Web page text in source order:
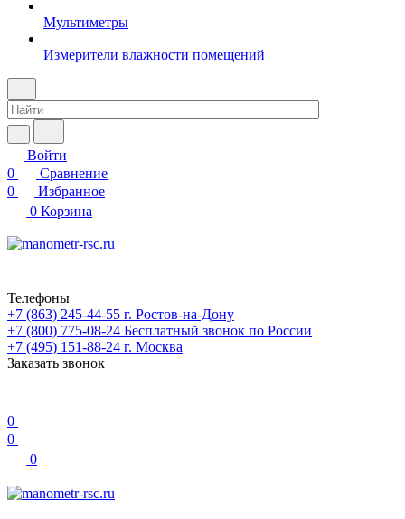
Мультиметры
Измерители влажности помещений
Войти
0
Сравнение
0
Избранное
0 Корзина
Телефоны
+7 (863) 245-44-55 г. Ростов-на-Дону
+7 (800) 775-08-24 Бесплатный звонок по России
+7 (495) 151-88-24 г. Москва
Заказать звонок
0
0
0